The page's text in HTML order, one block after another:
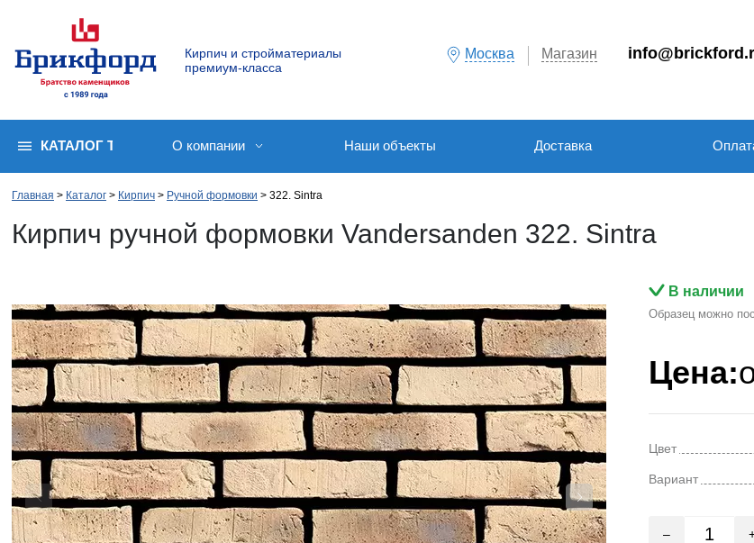
Кирпич и стройматериалы
премиум-класса
Москва Магазин
КАТАЛОГ ТОВАРОВО компании Наши объекты Доставка
Главная Каталог Кирпич Ручной формовки 322. Sintra
Кирпич ручной формовки Vandersanden 322. Sintra
В наличии
Образец можно
Цена:
Цвет
Вариант
–